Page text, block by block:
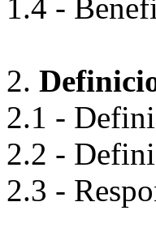
1.4 -
2.
2.1 -
2.2 -
2.3 -